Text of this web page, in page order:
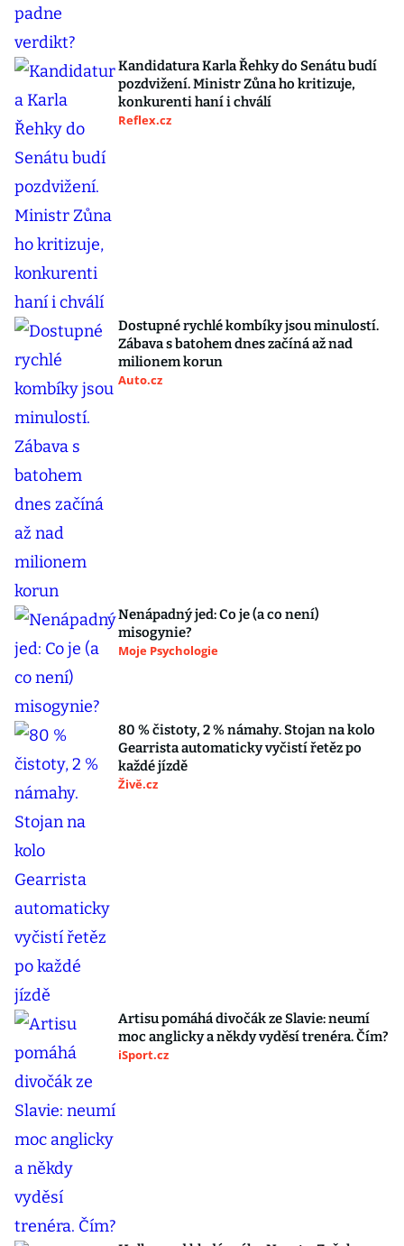
Kandidatura Karla Řehky do Senátu budí
pozdvižení. Ministr Zůna ho kritizuje,
konkurenti haní i chválí
Reflex.cz
Dostupné rychlé kombíky jsou minulostí.
Zábava s batohem dnes začíná až nad
milionem korun
Auto.cz
Nenápadný jed: Co je (a co není)
misogynie?
Moje Psychologie
80 % čistoty, 2 % námahy. Stojan na kolo
Gearrista automaticky vyčistí řetěz po
každé jízdě
Živě.cz
Artisu pomáhá divočák ze Slavie: neumí
moc anglicky a někdy vyděsí trenéra. Čím?
iSport.cz